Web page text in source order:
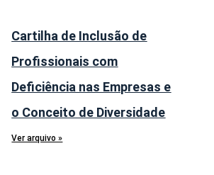
Cartilha de Inclusão de
Profissionais com
Deficiência nas Empresas e
o Conceito de Diversidade
Ver arquivo »